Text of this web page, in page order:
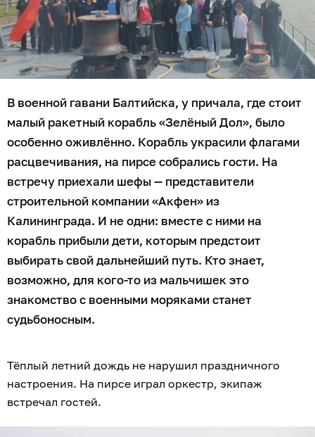
В военной гавани Балтийска, у причала, где стоит
малый ракетный корабль «Зелёный Дол», было
особенно оживлённо. Корабль украсили флагами
расцвечивания, на пирсе собрались гости. На
встречу приехали шефы — представители
строительной компании «Акфен» из
Калининграда. И не одни: вместе с ними на
корабль прибыли дети, которым предстоит
выбирать свой дальнейший путь. Кто знает,
возможно, для кого-то из мальчишек это
знакомство с военными моряками станет
судьбоносным.
Тёплый летний дождь не нарушил праздничного
настроения. На пирсе играл оркестр, экипаж
встречал гостей.